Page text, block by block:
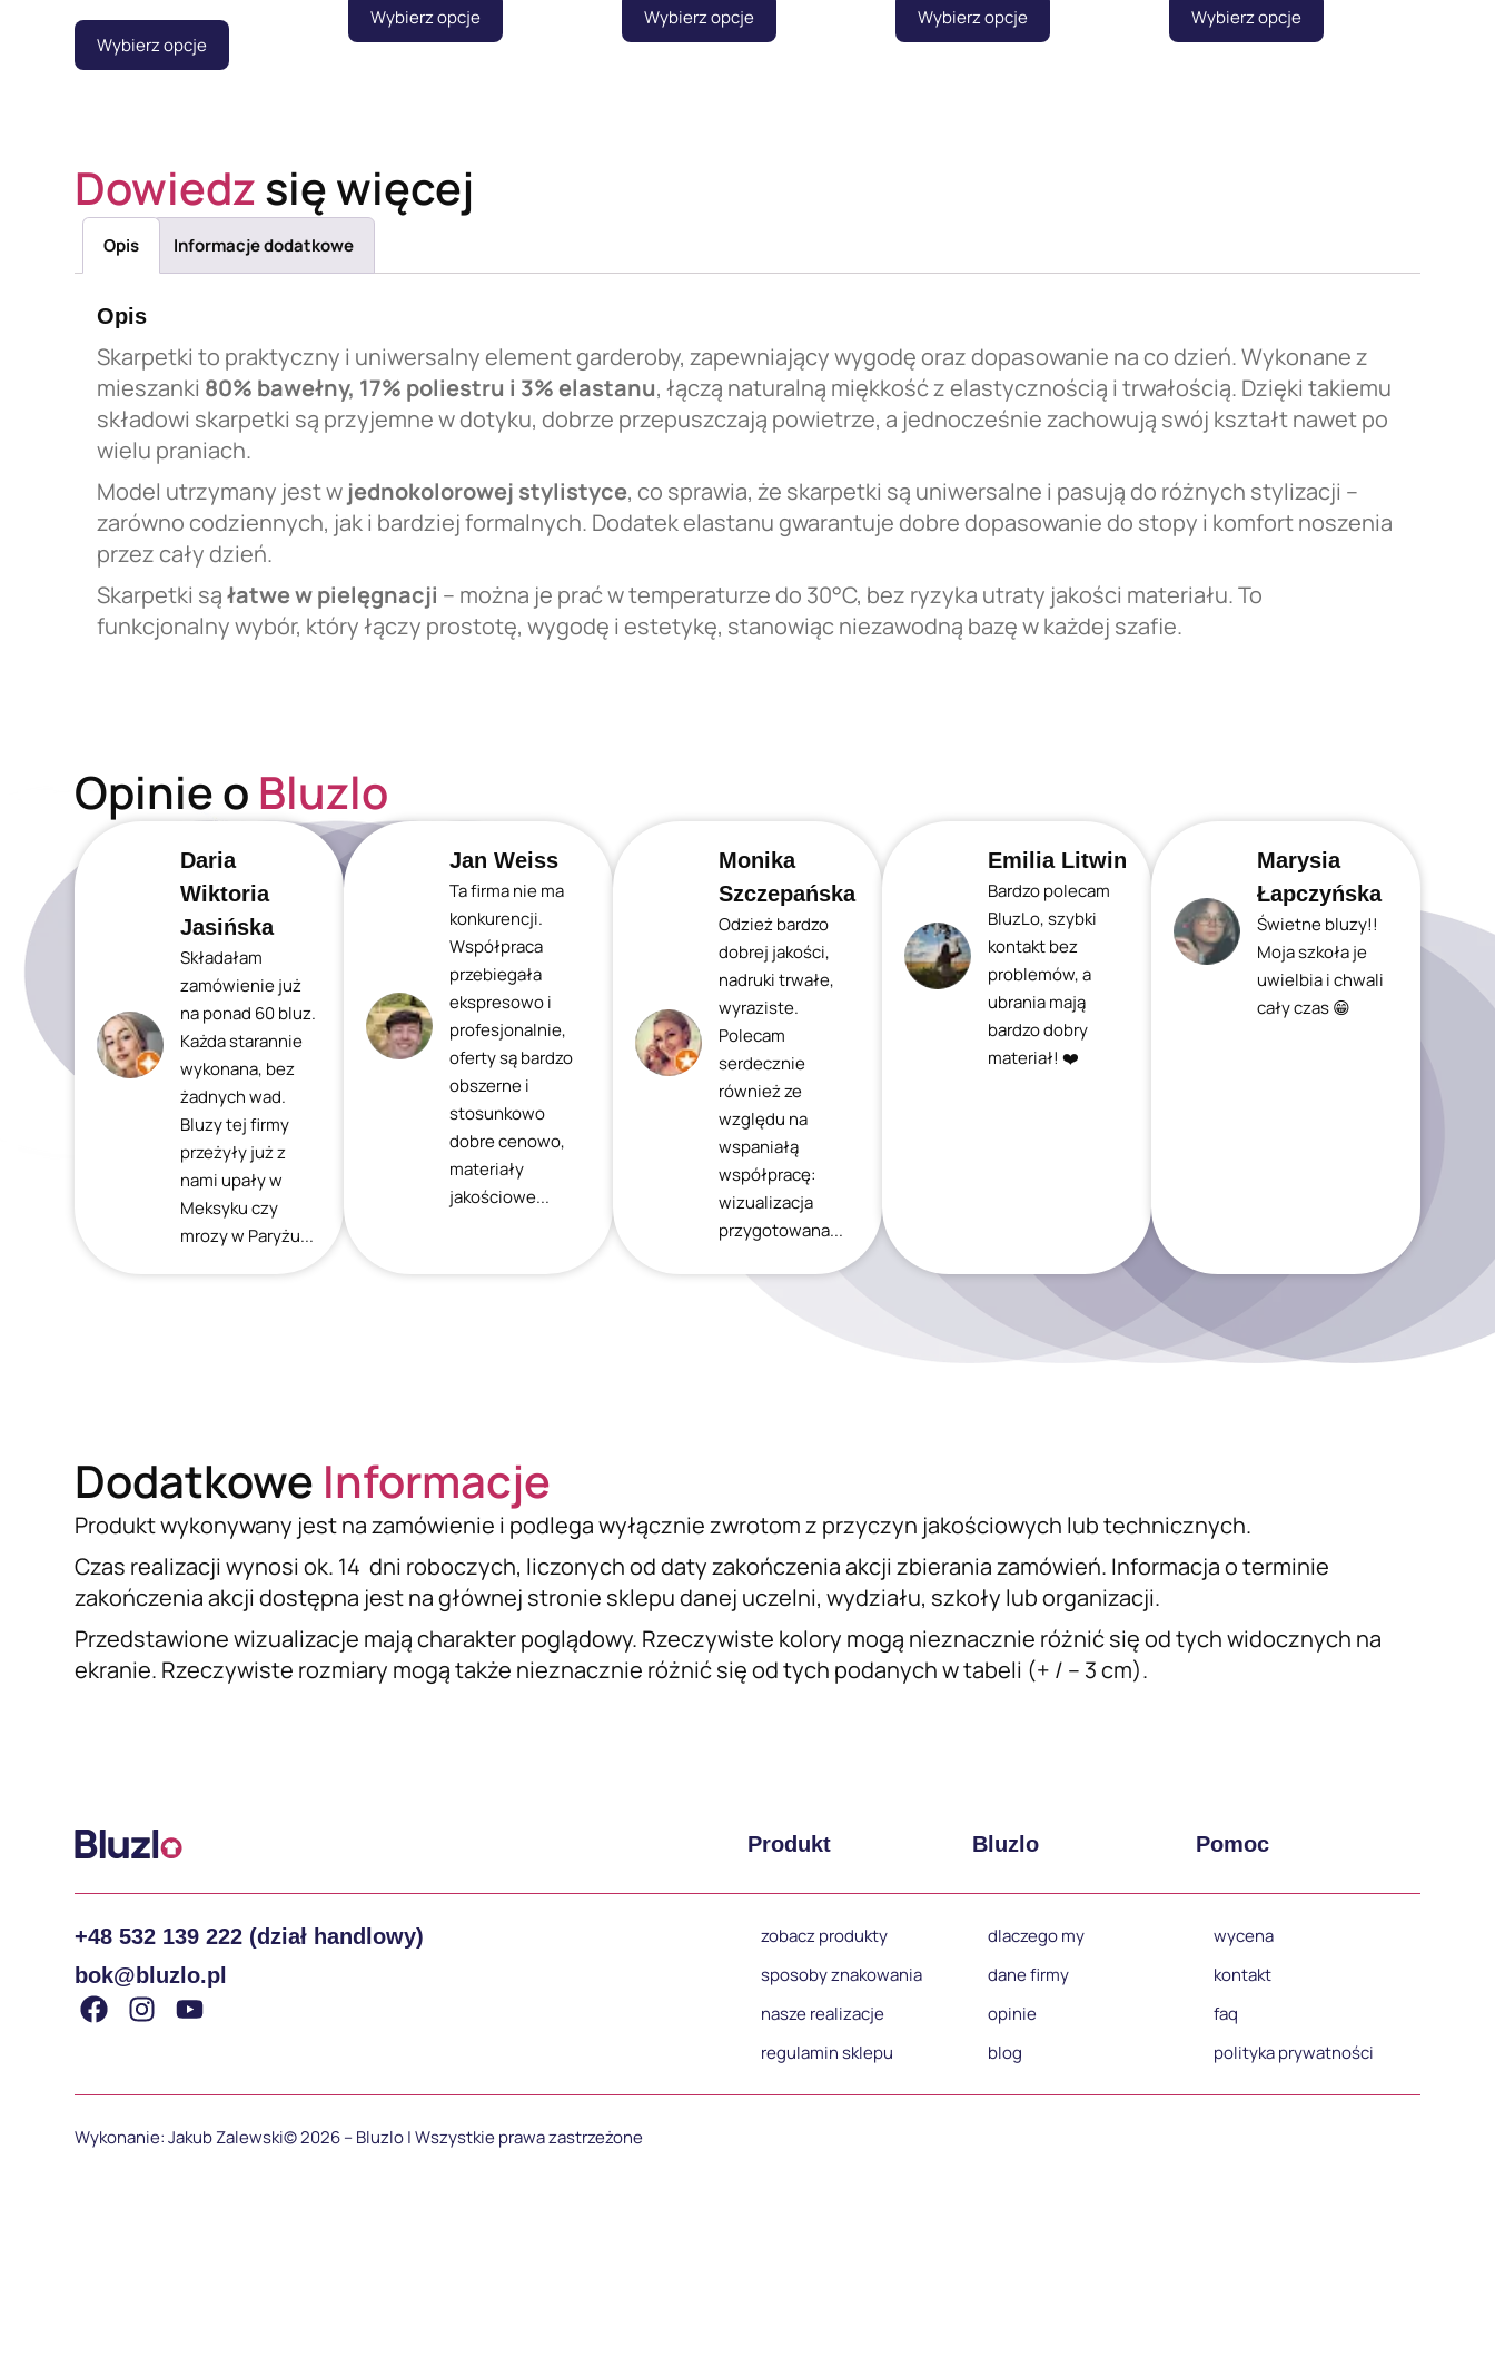
Wybierz opcje
Wybierz opcje Wybierz opcje Wybierz opcje Wybierz opcje
Dowiedzsię więcej
Opis Informacje dodatkowe
Opis
Skarpetki to praktyczny i uniwersalny element garderoby, zapewniający wygodę oraz dopasowanie na co dzień. Wykonane z
mieszanki 80% bawełny, 17% poliestru i 3% elastanu, łączą naturalną miękkość z elastycznością i trwałością. Dzięki takiemu
składowi skarpetki są przyjemne w dotyku, dobrze przepuszczają powietrze, a jednocześnie zachowują swój kształt nawet po
wielu praniach.
Model utrzymany jest w jednokolorowej stylistyce, co sprawia, że skarpetki są uniwersalne i pasują do różnych stylizacji –
zarówno codziennych, jak i bardziej formalnych. Dodatek elastanu gwarantuje dobre dopasowanie do stopy i komfort noszenia
przez cały dzień.
Skarpetki sąłatwe w pielęgnacji – można je prać w temperaturze do 30°C, bez ryzyka utraty jakości materiału. To
funkcjonalny wybór, który łączy prostotę, wygodę i estetykę, stanowiąc niezawodną bazę w każdej szafie.
Opinie o Bluzlo
Daria
Wiktoria
Jasińska
Składałam
zamówienie już
na ponad 60 bluz.
Każda starannie
wykonana, bez
żadnych wad.
Bluzy tej firmy
przeżyły już z
nami upały w
Meksyku czy
mrozy w Paryżu...
Jan Weiss
Ta firma nie ma
konkurencji.
Współpraca
przebiegała
ekspresowo i
profesjonalnie,
oferty są bardzo
obszerne i
stosunkowo
dobre cenowo,
materiały
jakościowe...
Monika
Szczepańska
Odzież bardzo
dobrej jakości,
nadruki trwałe,
wyraziste.
Polecam
serdecznie
również ze
względu na
wspaniałą
współpracę:
wizualizacja
przygotowana...
Emilia Litwin
Bardzo polecam
BluzLo, szybki
kontakt bez
problemów, a
ubrania mają
bardzo dobry
materiał! ❤️
Marysia
Łapczyńska
Świetne bluzy!!
Moja szkoła je
uwielbia i chwali
cały czas 😁
Dodatkowe Informacje
Produkt wykonywany jest na zamówienie i podlega wyłącznie zwrotom z przyczyn jakościowych lub technicznych.
Czas realizacji wynosi ok. 14 dni roboczych, liczonych od daty zakończenia akcji zbierania zamówień. Informacja o terminie
zakończenia akcji dostępna jest na głównej stronie sklepu danej uczelni, wydziału, szkoły lub organizacji.
Przedstawione wizualizacje mają charakter poglądowy. Rzeczywiste kolory mogą nieznacznie różnić się od tych widocznych na
ekranie. Rzeczywiste rozmiary mogą także nieznacznie różnić się od tych podanych w tabeli (+ / – 3 cm).
Produkt Bluzlo Pomoc
+48 532 139 222 (dział handlowy)
bok@bluzlo.pl
zobacz produkty
sposoby znakowania
nasze realizacje
regulamin sklepu
dlaczego my
dane firmy
opinie
blog
wycena
kontakt
faq
polityka prywatności
Wykonanie: Jakub Zalewski© 2026 – Bluzlo | Wszystkie prawa zastrzeżone